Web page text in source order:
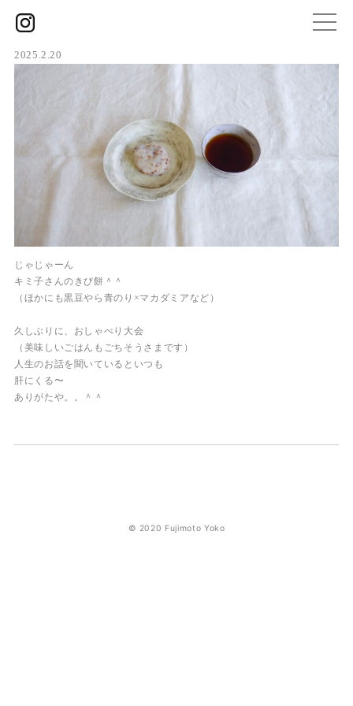
2025.2.20
じゃじゃーん
キミ子さんのきび餅＾＾
（ほかにも黒豆やら青のり×マカダミアなど）
久しぶりに、おしゃべり大会
（美味しいごはんもごちそうさまです）
人生のお話を聞いているといつも
肝にくる〜
ありがたや。。＾＾
© 2020 Fujimoto Yoko